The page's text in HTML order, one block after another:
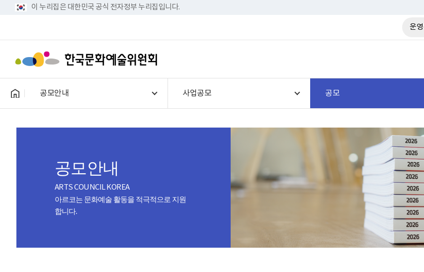
이 누리집은 대한민국 공식 전자정부 누리집입니다.
운
공모안내 사업공모 공모
공모안내
ARTS COUNCIL KOREA
아르코는 문화예술 활동을 적극적으로 지원
합니다.